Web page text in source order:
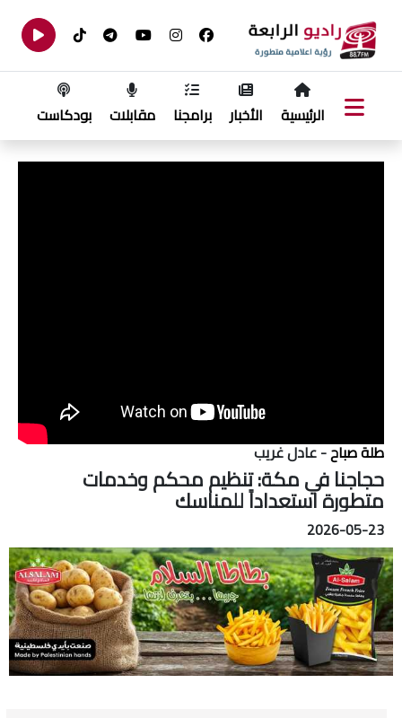
الرئيسية الأخبار برامجنا مقابلات بودكاست
طلة صباح- عادل غريب
حجاجنا في مكة: تنظيم محكم وخدمات
متطورة استعداداً للمناسك
2026-05-23